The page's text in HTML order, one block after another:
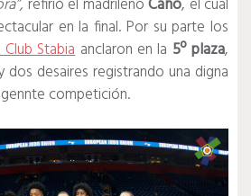
refirió el madrileñoCano, el cual
en la final. Por su parte los
Stabiaanclaron en la 5º plaza,
desaires registrando una digna
competición.